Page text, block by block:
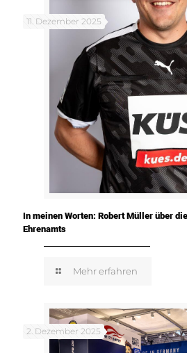
11. Dezember 2025
In meinen Worten: Robert Müller über
Ehrenamts
Mehr erfahren
2. Dezember 2025